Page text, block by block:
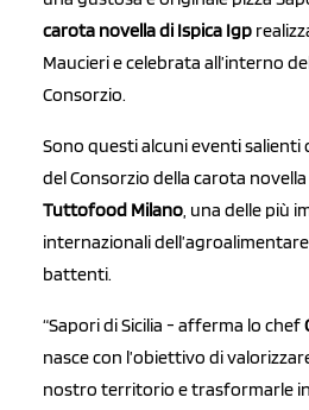
carota novella di Ispica Igp
Maucieri e celebrata all’interno
Consorzio.
Sono questi alcuni eventi salienti
del Consorzio della carota
Tuttofood Milano, una delle più
internazionali
battenti.
“Sapori di Sicilia - afferma lo chef
nasce con l’obiettivo di
nostro territorio e trasformarle in